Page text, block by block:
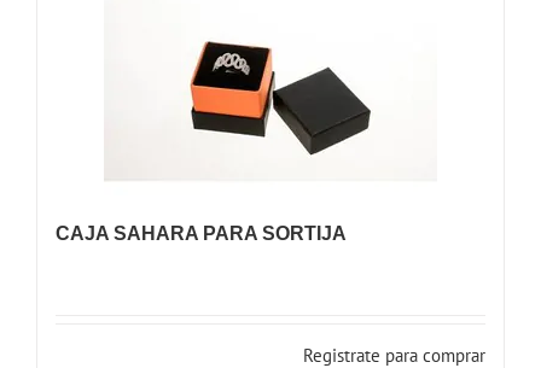
CAJA SAHARA PARA SORTIJA
Registrate para comprar